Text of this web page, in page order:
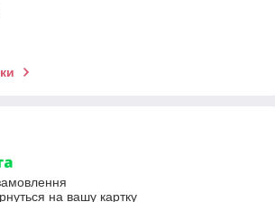
на вашу картку